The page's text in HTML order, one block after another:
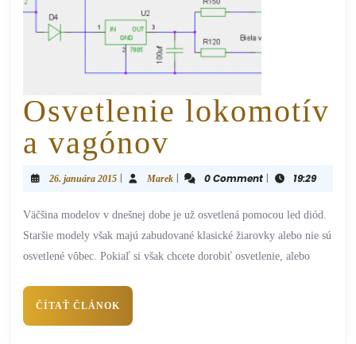
Osvetlenie lokomotív
a vagónov
26. januára 2015 | Marek | 0 Comment | 19:29
Väčšina modelov v dnešnej dobe je už osvetlená pomocou led diód.
Staršie modely však majú zabudované klasické žiarovky alebo nie sú
osvetlené vôbec. Pokiaľ si však chcete dorobiť osvetlenie, alebo
ČÍTAŤ ČLÁNOK